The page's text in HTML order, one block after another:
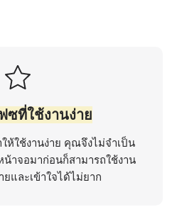
ซที่ใช้งานง่าย
ห้ใช้งานง่าย คุณจึงไม่จำเป็น
าจอมาก่อนก็สามารถใช้งาน
ยและเข้าใจได้ไม่ยาก